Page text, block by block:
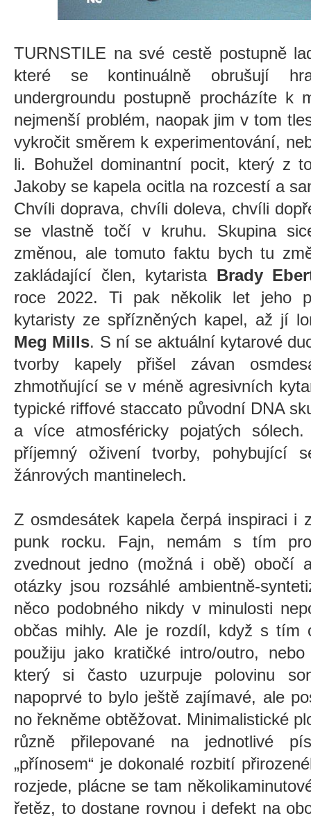
TURNSTILE na své cestě postupně
které se kontinuálně obrušují
undergroundu postupně procházíte k
nejmenší problém, naopak jim v tom
vykročit směrem k experimentování,
li. Bohužel dominantní pocit, který z
Jakoby se kapela ocitla na rozcestí a
Chvíli doprava, chvíli doleva, chvíli
se vlastně točí v kruhu. Skupina
změnou, ale tomuto faktu bych tu
zakládající člen, kytarista Brady
roce 2022. Ti pak několik let jeho
kytaristy ze spřízněných kapel, až jí
Meg Mills. S ní se aktuální kytarové
tvorby kapely přišel závan
zhmotňující se v méně agresivních
typické riffové staccato původní DNA
a více atmosféricky pojatých
příjemný oživení tvorby, pohybující
žánrových mantinelech.
Z osmdesátek kapela čerpá inspiraci i
punk rocku. Fajn, nemám s tím
zvednout jedno (možná i obě) obočí
otázky jsou rozsáhlé ambientně-
něco podobného nikdy v minulosti
občas mihly. Ale je rozdíl, když s tím
použiju jako kratičké intro/outro,
který si často uzurpuje polovinu
napoprvé to bylo ještě zajímavé, ale
no řekněme obtěžovat. Minimalistické
různě přilepované na jednotlivé
„přínosem“ je dokonalé rozbití
rozjede, plácne se tam
řetěz, to dostane rovnou i defekt na